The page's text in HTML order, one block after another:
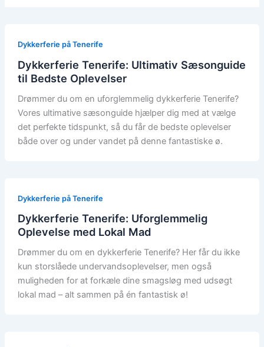
Dykkerferie på Tenerife
Dykkerferie Tenerife: Ultimativ Sæsonguide
til Bedste Oplevelser
Drømmer du om en uforglemmelig dykkerferie Tenerife?
Vores ultimative sæsonguide hjælper dig med at vælge
det perfekte tidspunkt, så du får de bedste oplevelser
både over og under vandet på denne fantastiske ø.
Dykkerferie på Tenerife
Dykkerferie Tenerife: Uforglemmelig
Oplevelse med Lokal Mad
Drømmer du om en dykkerferie Tenerife? Her får du ikke
kun storslåede undervandsoplevelser, men også
muligheden for at forkæle dine smagsløg med udsøgt
lokal mad – alt sammen på én fantastisk ø!